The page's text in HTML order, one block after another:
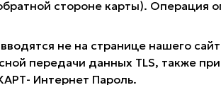
стороне карты).
не на странице нашего
передачи данных TLS, также
Интернет Пароль.